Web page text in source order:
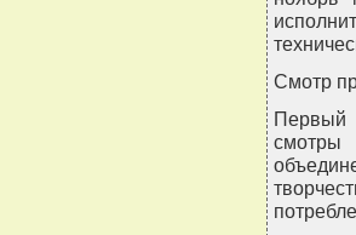
Смотр
Первый
смотры